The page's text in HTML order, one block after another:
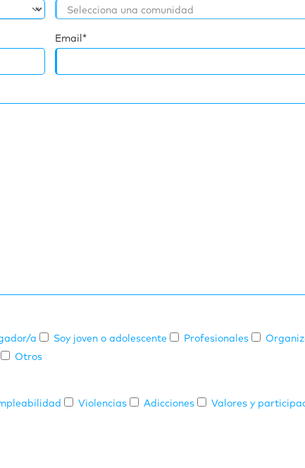
Email*
a Soy joven o adolescente Profesionales
Otros
Violencias Adicciones
Valores y